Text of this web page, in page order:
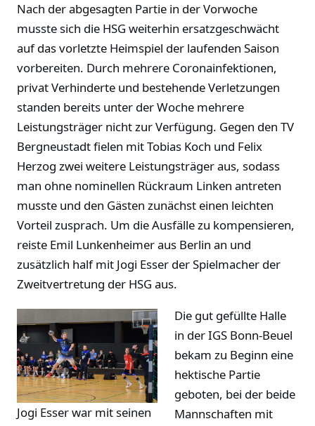
Nach der abgesagten Partie in der Vorwoche
musste sich die HSG weiterhin ersatzgeschwächt
auf das vorletzte Heimspiel der laufenden Saison
vorbereiten. Durch mehrere Coronainfektionen,
privat Verhinderte und bestehende Verletzungen
standen bereits unter der Woche mehrere
Leistungsträger nicht zur Verfügung. Gegen den TV
Bergneustadt fielen mit Tobias Koch und Felix
Herzog zwei weitere Leistungsträger aus, sodass
man ohne nominellen Rückraum Linken antreten
musste und den Gästen zunächst einen leichten
Vorteil zusprach. Um die Ausfälle zu kompensieren,
reiste Emil Lunkenheimer aus Berlin an und
zusätzlich half mit Jogi Esser der Spielmacher der
Zweitvertretung der HSG aus.
Jogi Esser war mit seinen
Die gut gefüllte Halle
in der IGS Bonn-Beuel
bekam zu Beginn eine
hektische Partie
geboten, bei der beide
Mannschaften mit